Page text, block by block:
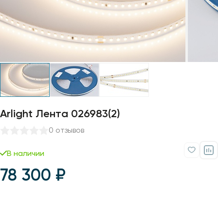
Arlight Лента 026983(2)
0 отзывов
В наличии
78 300 ₽
Профили для ленты
Лампочки